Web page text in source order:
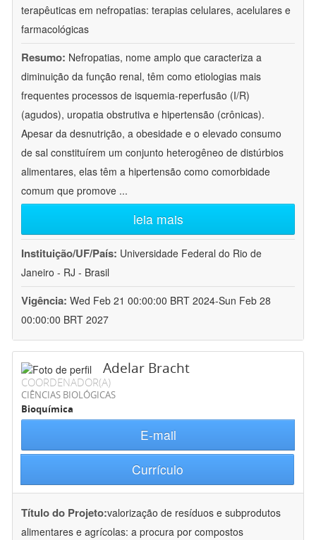
terapêuticas em nefropatias: terapias celulares, acelulares e
farmacológicas
Resumo: Nefropatias, nome amplo que caracteriza a
diminuição da função renal, têm como etiologias mais
frequentes processos de isquemia-reperfusão (I/R)
(agudos), uropatia obstrutiva e hipertensão (crônicas).
Apesar da desnutrição, a obesidade e o elevado consumo
de sal constituírem um conjunto heterogêneo de distúrbios
alimentares, elas têm a hipertensão como comorbidade
comum que promove ...
leia mais
Instituição/UF/País: Universidade Federal do Rio de
Janeiro - RJ - Brasil
Vigência: Wed Feb 21 00:00:00 BRT 2024-Sun Feb 28
00:00:00 BRT 2027
Adelar Bracht
COORDENADOR(A)
CIÊNCIAS BIOLÓGICAS
Bioquímica
E-mail
Currículo
Título do Projeto:valorização de resíduos e subprodutos
alimentares e agrícolas: a procura por compostos